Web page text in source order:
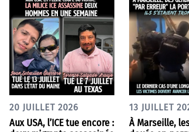
20 JUILLET 2026
Aux USA, l’ICE tue encore :
13 JUILLET
À Marseille,